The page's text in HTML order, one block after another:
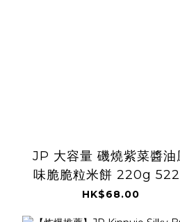
JP 大容量 磯燒紫菜醬油
味脆脆粒米餅 220g
TK260806
HK$68.00